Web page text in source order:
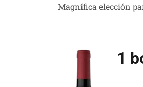
Magnífica elección
1